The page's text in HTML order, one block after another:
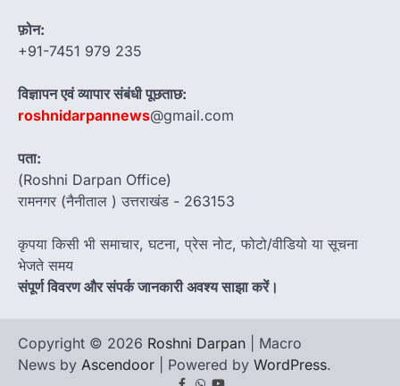
फ़ोन:
+91-7451 979 235
विज्ञापन एवं व्यापार संबंधी पूछताछ:
roshnidarpannews@gmail.com
पता:
(Roshni Darpan Office)
रामनगर (नैनीताल ) उत्तराखंड - 263153
कृपया किसी भी समाचार, घटना, प्रेस नोट, फोटो/वीडियो या सूचना
भेजते समय
संपूर्ण विवरण और संपर्क जानकारी अवश्य साझा करें।
Copyright © 2026 Roshni Darpan | Macro
News by Ascendoor | Powered by WordPress.